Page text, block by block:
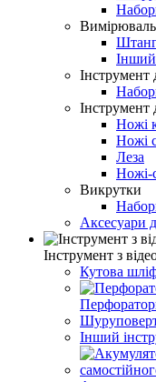
Інструмент
Інструмент
Ножі
Ножі
Леза
Ножі-
Викрутки
Аксесуари
Інструмент з
Кутова
Інший